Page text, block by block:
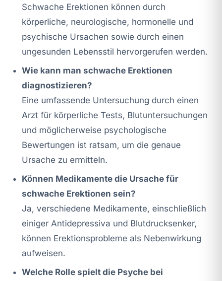
Schwache Erektionen können durch
körperliche, neurologische, hormonelle und
psychische Ursachen sowie durch einen
ungesunden Lebensstil hervorgerufen werden.
Wie kann man schwache Erektionen
diagnostizieren?
Eine umfassende Untersuchung durch einen
Arzt für körperliche Tests, Blutuntersuchungen
und möglicherweise psychologische
Bewertungen ist ratsam, um die genaue
Ursache zu ermitteln.
Können Medikamente die Ursache für
schwache Erektionen sein?
Ja, verschiedene Medikamente, einschließlich
einiger Antidepressiva und Blutdrucksenker,
können Erektionsprobleme als Nebenwirkung
aufweisen.
Welche Rolle spielt die Psyche bei